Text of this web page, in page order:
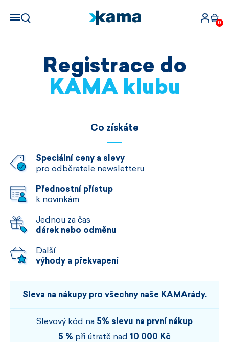
0
Registrace do
KAMA klubu
Co získáte
Speciální ceny a slevy
pro odběratele newsletteru
Přednostní přístup
k novinkám
Jednou za čas
dárek nebo odměnu
Další
výhody a překvapení
Sleva na nákupy pro všechny naše KAMArády.
Slevový kód na 5% slevu na první nákup
5 % při útratě nad 10 000 Kč